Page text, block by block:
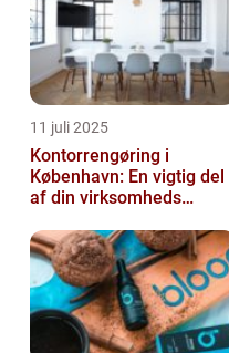
11 juli 2025
Kontorrengøring i
København: En vigtig del
af din virksomheds